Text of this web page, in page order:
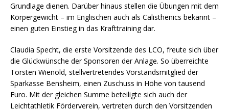
Grundlage dienen. Darüber hinaus stellen die Übungen mit dem
Körpergewicht – im Englischen auch als Calisthenics bekannt –
einen guten Einstieg in das Krafttraining dar.
Claudia Specht, die erste Vorsitzende des LCO, freute sich über
die Glückwünsche der Sponsoren der Anlage. So überreichte
Torsten Wienold, stellvertretendes Vorstandsmitglied der
Sparkasse Bensheim, einen Zuschuss in Höhe von tausend
Euro. Mit der gleichen Summe beteiligte sich auch der
Leichtathletik Förderverein, vertreten durch den Vorsitzenden